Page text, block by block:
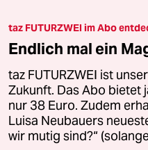
taz FUTURZWEI im Abo
Endlich mal ein
taz FUTURZWEI ist
Zukunft. Das Abo bietet
nur 38 Euro. Zudem
Luisa Neubauers
wir mutig sind?“